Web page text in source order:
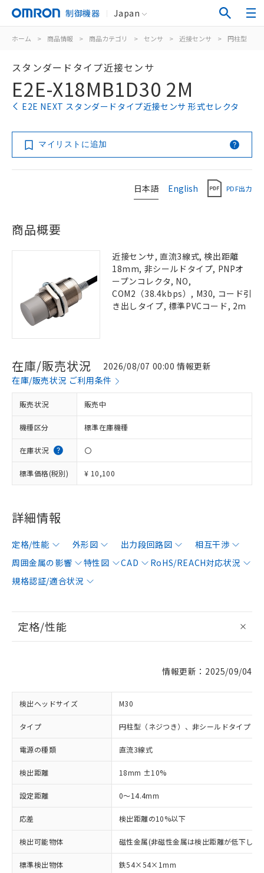
制御機器 Japan
ホーム > 商品情報 > 商品カテゴリ > センサ > 近接センサ > 円柱型
スタンダードタイプ近接センサ
E2E-X18MB1D30 2M
E2E NEXT スタンダードタイプ近接センサ 形式セレクタ
マイリストに追加
日本語 English PDF出力
商品概要
近接センサ, 直流3線式, 検出距離
18mm, 非シールドタイプ, PNPオ
ープンコレクタ, NO,
COM2（38.4kbps）, M30, コード引
き出しタイプ, 標準PVCコード, 2m
在庫/販売状況
2026/08/07 00:00 情報更新
在庫/販売状況 ご利用条件
販売状況 販売中
機種区分 標準在庫機種
在庫状況 〇
標準価格(税別) ¥ 10,100
詳細情報
定格/性能 外形図 出力段回路図
相互干渉
周囲金属の影響
特性図 CAD
RoHS/REACH対応状況
規格認証/適合状況
定格/性能
情報更新：2025/09/04
検出ヘッドサイズ M30
タイプ 円柱型（ネジつき）、非シールドタイプ
電源の種類 直流3線式
検出距離 18mm ±10%
設定距離 0～14.4mm
応差 検出距離の10%以下
検出可能物体 磁性金属(非磁性金属は検出距離が低下しま
標準検出物体 鉄54×54×1mm